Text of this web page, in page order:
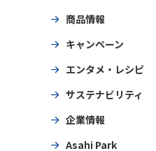
商品情報
キャンペーン
エンタメ・レシピ
サステナビリティ
企業情報
Asahi Park